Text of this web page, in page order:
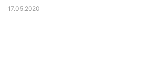
17.05.2020